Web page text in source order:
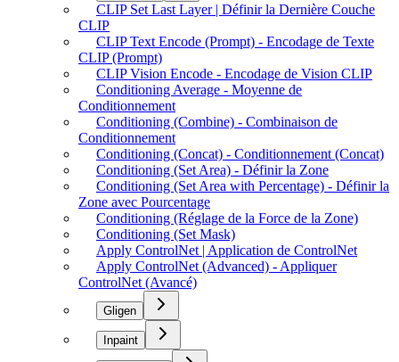
CLIP Set Last Layer | Définir la Dernière Couche
CLIP
CLIP Text Encode (Prompt) - Encodage de Texte
CLIP (Prompt)
CLIP Vision Encode - Encodage de Vision CLIP
Conditioning Average - Moyenne de
Conditionnement
Conditioning (Combine) - Combinaison de
Conditionnement
Conditioning (Concat) - Conditionnement (Concat)
Conditioning (Set Area) - Définir la Zone
Conditioning (Set Area with Percentage) - Définir la
Zone avec Pourcentage
Conditioning (Réglage de la Force de la Zone)
Conditioning (Set Mask)
Apply ControlNet | Application de ControlNet
Apply ControlNet (Advanced) - Appliquer
ControlNet (Avancé)
Gligen
Inpaint